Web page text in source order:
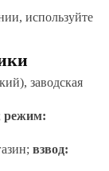
используйте
заводская
режим:
взвод: